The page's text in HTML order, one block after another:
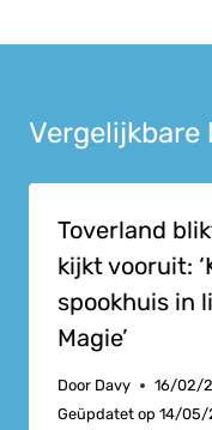
Vergelijkbare
Toverland
kijkt vooruit:
spookhuis in
Magie’
Door Davy
16/02/
Geüpdatet op 14/05/